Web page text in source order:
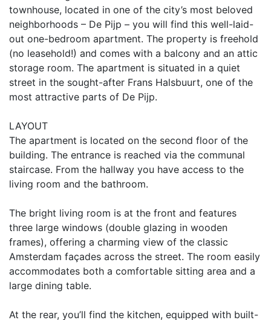
townhouse, located in one of the city’s most beloved
neighborhoods – De Pijp – you will find this well-laid-
out one-bedroom apartment. The property is freehold
(no leasehold!) and comes with a balcony and an attic
storage room. The apartment is situated in a quiet
street in the sought-after Frans Halsbuurt, one of the
most attractive parts of De Pijp.
LAYOUT
The apartment is located on the second floor of the
building. The entrance is reached via the communal
staircase. From the hallway you have access to the
living room and the bathroom.
The bright living room is at the front and features
three large windows (double glazing in wooden
frames), offering a charming view of the classic
Amsterdam façades across the street. The room easily
accommodates both a comfortable sitting area and a
large dining table.
At the rear, you’ll find the kitchen, equipped with built-